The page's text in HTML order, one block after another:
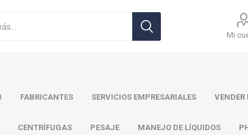
Mi
FABRICANTES SERVICIOS EMPRESARIALES VENDER
CENTRÍFUGAS PESAJE MANEJO DE LÍQUIDOS